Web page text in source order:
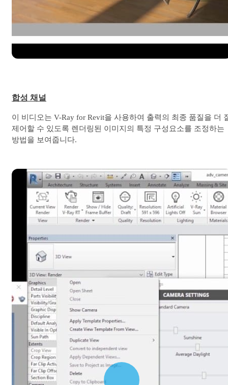
합성 채널
이 비디오는 V-Ray for Revit을 사용하여 출력의 최종 품질을 더
제어할 수 있도록 렌더링된 이미지의 특정 구성요소를 조정하는
방법을 보여줍니다.